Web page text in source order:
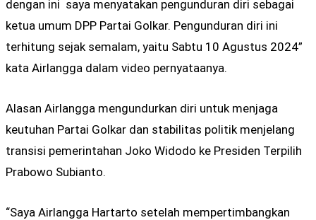
dengan ini saya menyatakan pengunduran diri sebagai
ketua umum DPP Partai Golkar. Pengunduran diri ini
terhitung sejak semalam, yaitu Sabtu 10 Agustus 2024”
kata Airlangga dalam video pernyataanya.
Alasan Airlangga mengundurkan diri untuk menjaga
keutuhan Partai Golkar dan stabilitas politik menjelang
transisi pemerintahan Joko Widodo ke Presiden Terpilih
Prabowo Subianto.
“Saya Airlangga Hartarto setelah mempertimbangkan